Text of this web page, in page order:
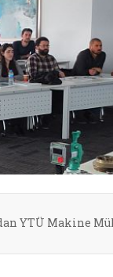
YTÜ Makine